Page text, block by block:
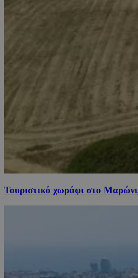
Τουριστικό χωράφι στο